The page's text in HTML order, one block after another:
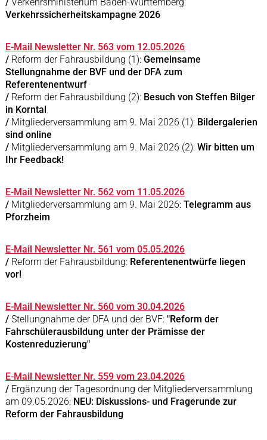
Verkehrssicherheitskampagne 2026
E-Mail Newsletter Nr. 563 vom 12.05.2026
/ Reform der Fahrausbildung (1):Gemeinsame
Stellungnahme der BVF und der DFA zum
Referentenentwurf
/ Reform der Fahrausbildung (2): Besuch von Steffen Bilger
in Korntal
/ Mitgliederversammlung am 9. Mai 2026 (1): Bildergalerien
sind online
/ Mitgliederversammlung am 9. Mai 2026 (2):Wir bitten um
Ihr Feedback!
E-Mail Newsletter Nr. 562 vom 11.05.2026
/ Mitgliederversammlung am 9. Mai 2026: Telegramm aus
Pforzheim
E-Mail Newsletter Nr. 561 vom 05.05.2026
/ Reform der Fahrausbildung:Referentenentwürfe liegen
vor!
E-Mail Newsletter Nr. 560 vom 30.04.2026
/ Stellungnahme der DFA und der BVF:"Reform der
Fahrschülerausbildung unter der Prämisse der
Kostenreduzierung"
E-Mail Newsletter Nr. 559 vom 23.04.2026
/ Ergänzung der Tagesordnung der Mitgliederversammlung
am 09.05.2026:NEU: Diskussions- und Fragerunde zur
Reform der Fahrausbildung